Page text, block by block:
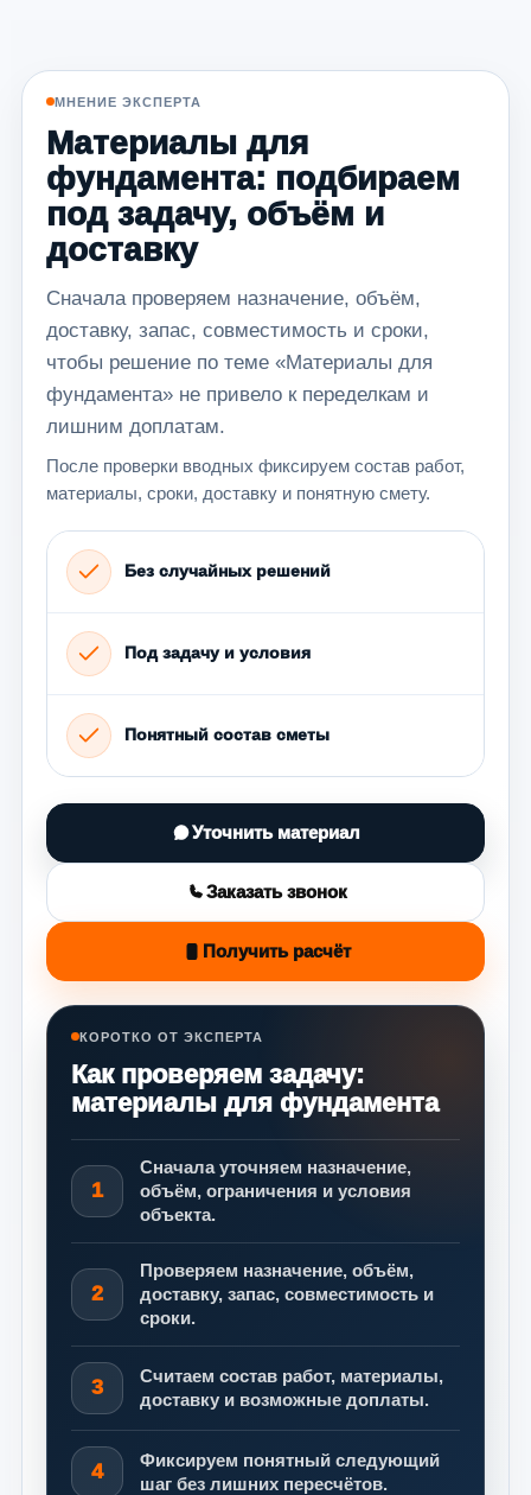
МНЕНИЕ ЭКСПЕРТА
Материалы для
фундамента: подбираем
под задачу, объём и
доставку
Сначала проверяем назначение, объём,
доставку, запас, совместимость и сроки,
чтобы решение по теме «Материалы для
фундамента» не привело к переделкам и
лишним доплатам.
После проверки вводных фиксируем состав работ,
материалы, сроки, доставку и понятную смету.
Без случайных решений
Под задачу и условия
Понятный состав сметы
Уточнить материал
Заказать звонок
Получить расчёт
КОРОТКО ОТ ЭКСПЕРТА
Как проверяем задачу:
материалы для фундамента
1
Сначала уточняем назначение,
объём, ограничения и условия
объекта.
2
Проверяем назначение, объём,
доставку, запас, совместимость и
сроки.
3
Считаем состав работ, материалы,
доставку и возможные доплаты.
4
Фиксируем понятный следующий
шаг без лишних пересчётов.